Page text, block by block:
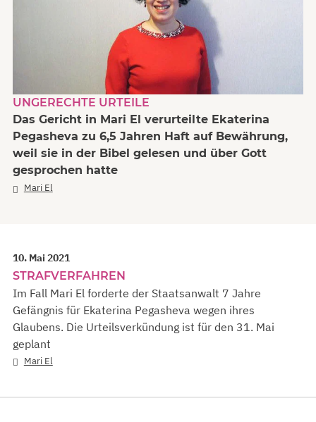
UNGERECHTE URTEILE
Das Gericht in Mari El verurteilte Ekaterina
Pegasheva zu 6,5 Jahren Haft auf Bewährung,
weil sie in der Bibel gelesen und über Gott
gesprochen hatte
Mari El
10. Mai 2021
STRAFVERFAHREN
Im Fall Mari El forderte der Staatsanwalt 7 Jahre
Gefängnis für Ekaterina Pegasheva wegen ihres
Glaubens. Die Urteilsverkündung ist für den 31. Mai
geplant
Mari El